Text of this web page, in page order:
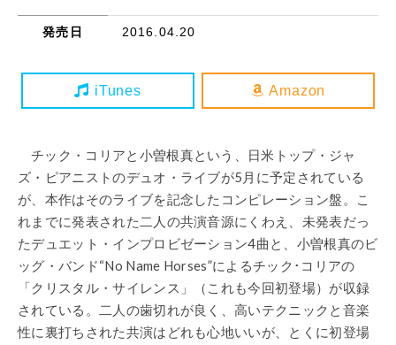
発売日 2016.04.20
iTunes Amazon
チック・コリアと小曽根真という、日米トップ・ジャ
ズ・ピアニストのデュオ・ライブが5月に予定されている
が、本作はそのライブを記念したコンピレーション盤。こ
れまでに発表された二人の共演音源にくわえ、未発表だっ
たデュエット・インプロビゼーション4曲と、小曽根真のビ
ッグ・バンド“No Name Horses”によるチック･コリアの
「クリスタル・サイレンス」（これも今回初登場）が収録
されている。二人の歯切れが良く、高いテクニックと音楽
性に裏打ちされた共演はどれも心地いいが、とくに初登場